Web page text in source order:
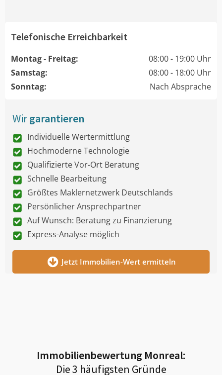
Telefonische Erreichbarkeit
Montag - Freitag:
08:00 - 19:00 Uhr
Samstag:
08:00 - 18:00 Uhr
Sonntag:
Nach Absprache
Wirgarantieren
Individuelle Wertermittlung
Hochmoderne Technologie
Qualifizierte Vor-Ort Beratung
Schnelle Bearbeitung
Größtes Maklernetzwerk Deutschlands
Persönlicher Ansprechpartner
Auf Wunsch: Beratung zu Finanzierung
Express-Analyse möglich
Jetzt Immobilien-Wert ermitteln
Immobilienbewertung Monreal:
Die 3 häufigsten Gründe